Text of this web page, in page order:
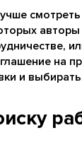
авторы
на
и